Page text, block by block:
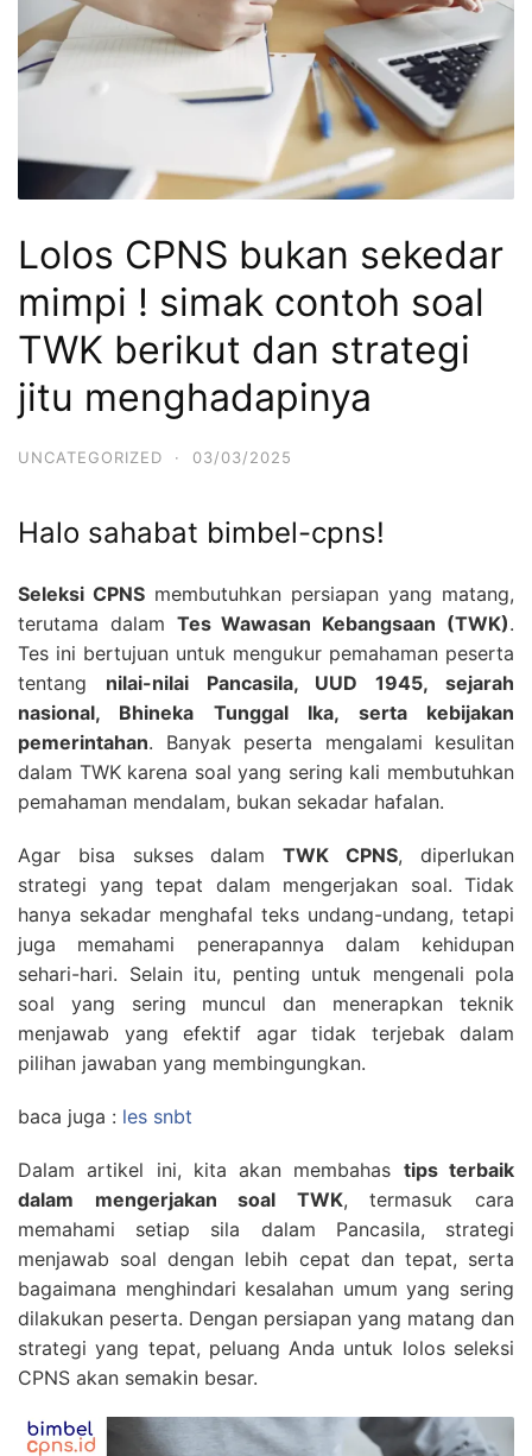
Lolos CPNS bukan sekedar
mimpi ! simak contoh soal
TWK berikut dan strategi
jitu menghadapinya
UNCATEGORIZED · 03/03/2025
Halo sahabat bimbel-cpns!
Seleksi CPNS membutuhkan persiapan yang matang,
terutama dalam Tes Wawasan Kebangsaan (TWK).
Tes ini bertujuan untuk mengukur pemahaman peserta
tentang nilai-nilai Pancasila, UUD 1945, sejarah
nasional, Bhineka Tunggal Ika, serta kebijakan
pemerintahan. Banyak peserta mengalami kesulitan
dalam TWK karena soal yang sering kali membutuhkan
pemahaman mendalam, bukan sekadar hafalan.
Agar bisa sukses dalamTWK CPNS, diperlukan
strategi yang tepat dalam mengerjakan soal. Tidak
hanya sekadar menghafal teks undang-undang, tetapi
juga memahami penerapannya dalam kehidupan
sehari-hari. Selain itu, penting untuk mengenali pola
soal yang sering muncul dan menerapkan teknik
menjawab yang efektif agar tidak terjebak dalam
pilihan jawaban yang membingungkan.
baca juga : les snbt
Dalam artikel ini, kita akan membahas tips terbaik
dalam mengerjakan soal TWK, termasuk cara
memahami setiap sila dalam Pancasila, strategi
menjawab soal dengan lebih cepat dan tepat, serta
bagaimana menghindari kesalahan umum yang sering
dilakukan peserta. Dengan persiapan yang matang dan
strategi yang tepat, peluang Anda untuk lolos seleksi
CPNS akan semakin besar.